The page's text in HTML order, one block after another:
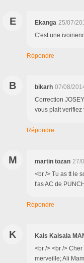
E Ekanga 25/07/
C'est une
Répondre
B bikarh 07/08/
Correction
vous plait verifiez
Répondre
M martin tozan 27/
<br /> Tu as tt le
t'as AC de
Répondre
K Kais Kaisala
<br /> <br />
merveille; Ali